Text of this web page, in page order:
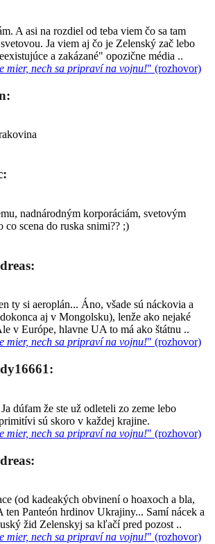
A asi na rozdiel od teba viem čo sa tam
Ja viem aj čo je Zelenský zač lebo
a zakázané" opozične média ..
mier, nech sa pripraví na vojnu!" (rozhovor)
nadnárodným korporáciám, svetovým
scena do ruska snimi?? ;)
ty si aeroplán... Áno, všade sú náckovia a
aj v Mongolsku), lenže ako nejaké
v Európe, hlavne UA to má ako štátnu ..
mier, nech sa pripraví na vojnu!" (rozhovor)
dúfam že ste už odleteli zo zeme lebo
sú skoro v každej krajine.
mier, nech sa pripraví na vojnu!" (rozhovor)
(od kadeakých obvinení o hoaxoch a bla,
ten Panteón hrdinov Ukrajiny... Samí nácek a
žid Zelenskyj sa kľačí pred pozost ..
mier, nech sa pripraví na vojnu!" (rozhovor)